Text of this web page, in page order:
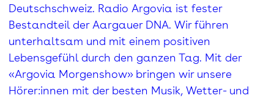
Deutschschweiz. Radio Argovia ist fester
Bestandteil der Aargauer DNA. Wir führen
unterhaltsam und mit einem positiven
Lebensgefühl durch den ganzen Tag. Mit der
«Argovia Morgenshow» bringen wir unsere
Hörer:innen mit der besten Musik, Wetter- und